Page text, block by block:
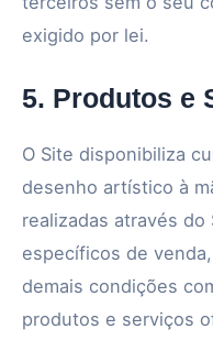
exigido por lei.
5. Produtos e
O Site disponibiliza
desenho artístico à
realizadas através
específicos de
demais condições
produtos e serviços